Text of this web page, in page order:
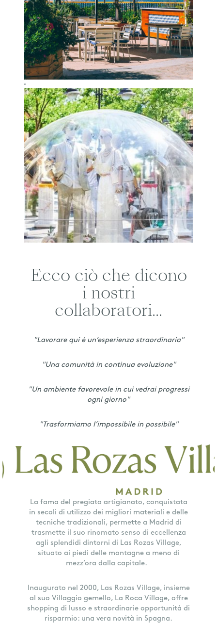
Ecco ciò che dicono
i nostri
collaboratori...
"Lavorare qui è un’esperienza straordinaria"
"Una comunità in continua evoluzione"
"Un ambiente favorevole in cui vedrai progressi
ogni giorno"
"Trasformiamo l’impossibile in possibile"
La fama del pregiato artigianato, conquistata
in secoli di utilizzo dei migliori materiali e delle
tecniche tradizionali, permette a Madrid di
trasmette il suo rinomato senso di eccellenza
agli splendidi dintorni di Las Rozas Village,
situato ai piedi delle montagne a meno di
mezz’ora dalla capitale.
Inaugurato nel 2000, Las Rozas Village, insieme
al suo Villaggio gemello, La Roca Village, offre
shopping di lusso e straordinarie opportunità di
risparmio: una vera novità in Spagna.